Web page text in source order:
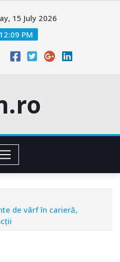
15 July 2026
PM
de vârf în carieră,